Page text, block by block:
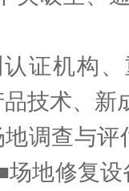
证机构
技术、新
调查与
地修复